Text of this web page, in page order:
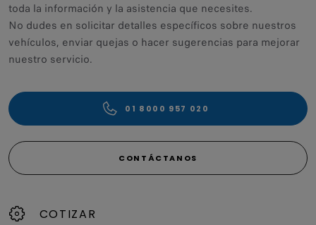
toda la información y la asistencia que necesites.
No dudes en solicitar detalles específicos sobre nuestros
vehículos, enviar quejas o hacer sugerencias para mejorar
nuestro servicio.
01 8000 957 020
CONTÁCTANOS
COTIZAR